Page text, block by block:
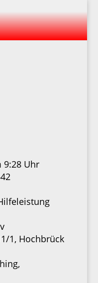
9:28 Uhr
1, Hochbrück